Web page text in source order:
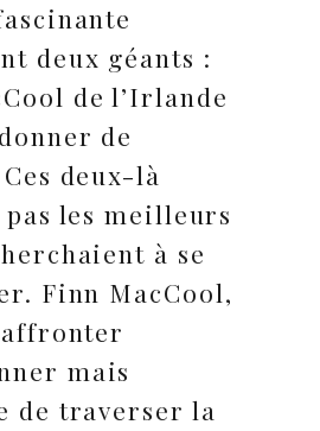
deux géants :
de l’Irlande
de
Ces deux-là
pas les meilleurs
à se
Finn MacCool,
mais
de traverser la